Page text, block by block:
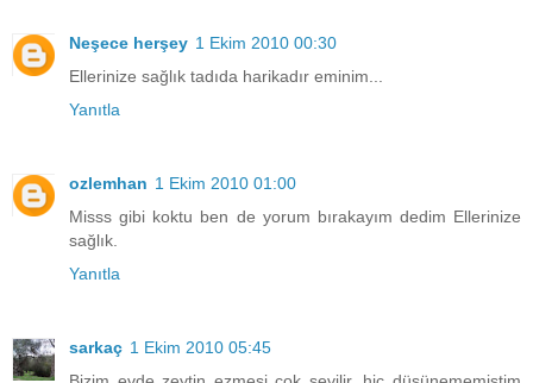
Neşece herşey 1 Ekim 2010 00:30
Ellerinize sağlık tadıda harikadır eminim...
Yanıtla
ozlemhan 1 Ekim 2010 01:00
Misss gibi koktu ben de yorum bırakayım dedim Ellerinize
sağlık.
Yanıtla
sarkaç 1 Ekim 2010 05:45